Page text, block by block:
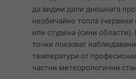
да видим дали днешната
необичайно топла (червени
или студена (сини области).
точки показват
температури от
частни метеорологични